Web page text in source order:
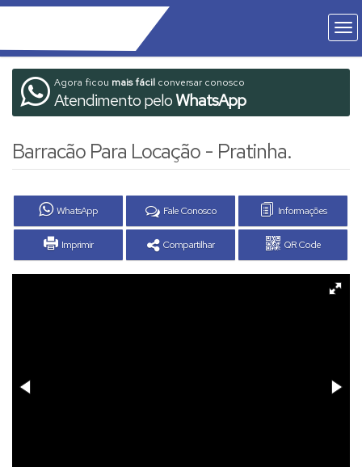
Agora ficou mais fácil conversar conosco
Atendimento peloWhatsApp
Barracão Para Locação - Pratinha.
WhatsApp Fale Conosco Informações
Imprimir Compartilhar QR Code